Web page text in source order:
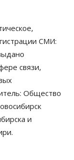
области
на
СМИ:
связи,
Общество
и